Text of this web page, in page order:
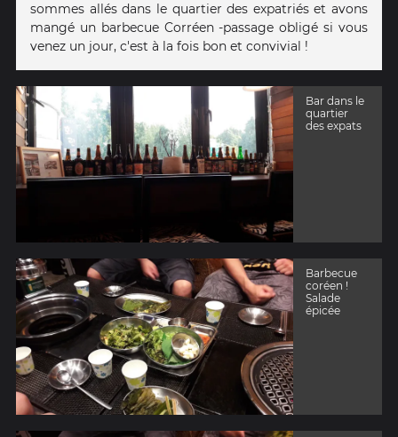
sommes allés dans le quartier des expatriés et avons
mangé un barbecue Corréen -passage obligé si vous
venez un jour, c'est à la fois bon et convivial !
Bar dans le
quartier
des expats
Barbecue
coréen !
Salade
épicée